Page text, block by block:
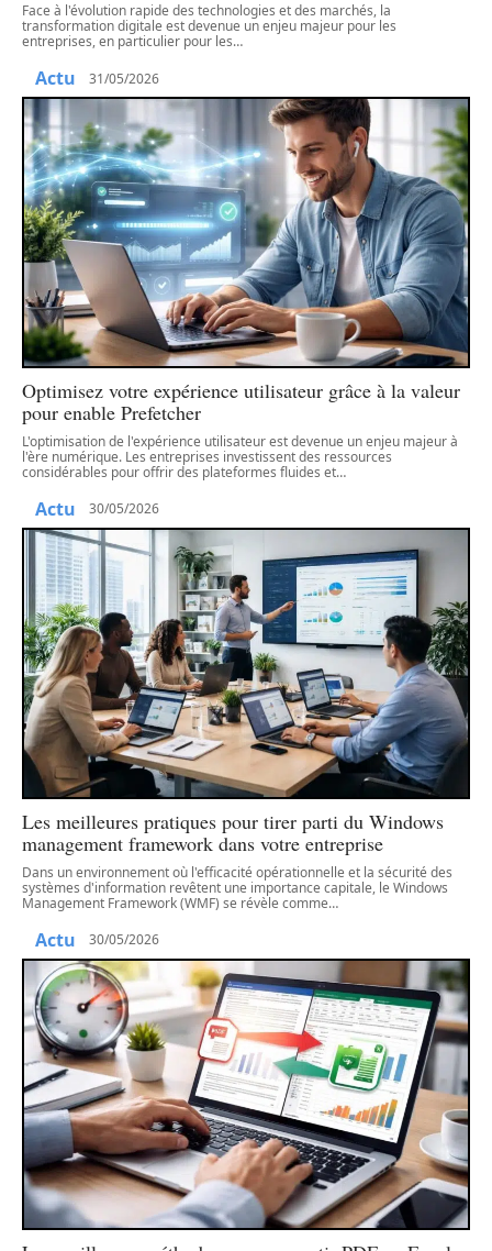
Face à l'évolution rapide des technologies et des marchés, la
transformation digitale est devenue un enjeu majeur pour les
entreprises, en particulier pour les…
Actu 31/05/2026
Optimisez votre expérience utilisateur grâce à la valeur
pour enable Prefetcher
L'optimisation de l'expérience utilisateur est devenue un enjeu majeur à
l'ère numérique. Les entreprises investissent des ressources
considérables pour offrir des plateformes fluides et…
Actu 30/05/2026
Les meilleures pratiques pour tirer parti du Windows
management framework dans votre entreprise
Dans un environnement où l'efficacité opérationnelle et la sécurité des
systèmes d'information revêtent une importance capitale, le Windows
Management Framework (WMF) se révèle comme…
Actu 30/05/2026